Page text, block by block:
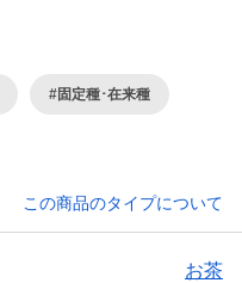
#固定種･在来種
この商品のタイプについて
お茶